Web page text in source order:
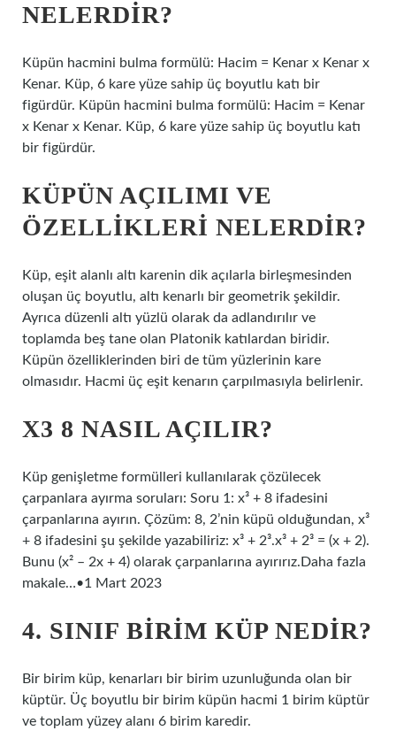
NELERDIR?
Küpün hacmini bulma formülü: Hacim = Kenar x Kenar x
Kenar. Küp, 6 kare yüze sahip üç boyutlu katı bir
figürdür. Küpün hacmini bulma formülü: Hacim = Kenar
x Kenar x Kenar. Küp, 6 kare yüze sahip üç boyutlu katı
bir figürdür.
KÜPÜN AÇILIMI VE
ÖZELLIKLERI NELERDIR?
Küp, eşit alanlı altı karenin dik açılarla birleşmesinden
oluşan üç boyutlu, altı kenarlı bir geometrik şekildir.
Ayrıca düzenli altı yüzlü olarak da adlandırılır ve
toplamda beş tane olan Platonik katılardan biridir.
Küpün özelliklerinden biri de tüm yüzlerinin kare
olmasıdır. Hacmi üç eşit kenarın çarpılmasıyla belirlenir.
X3 8 NASIL AÇILIR?
Küp genişletme formülleri kullanılarak çözülecek
çarpanlara ayırma soruları: Soru 1: x³ + 8 ifadesini
çarpanlarına ayırın. Çözüm: 8, 2’nin küpü olduğundan, x³
+ 8 ifadesini şu şekilde yazabiliriz: x³ + 2³.x³ + 2³ = (x + 2).
Bunu (x² – 2x + 4) olarak çarpanlarına ayırırız.Daha fazla
makale…•1 Mart 2023
4. SINIF BIRIM KÜP NEDIR?
Bir birim küp, kenarları bir birim uzunluğunda olan bir
küptür. Üç boyutlu bir birim küpün hacmi 1 birim küptür
ve toplam yüzey alanı 6 birim karedir.